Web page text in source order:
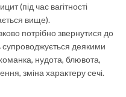
(під час вагітності
вище).
потрібно звернутися до
супроводжується деякими
нудота, блювота,
зміна характеру сечі.